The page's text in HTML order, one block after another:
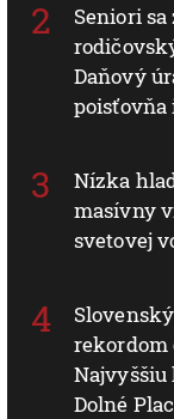
Seniori
Daňový
poisťovňa
Nízka
masívny
svetovej
rekordom
Najvyššiu
Dolné